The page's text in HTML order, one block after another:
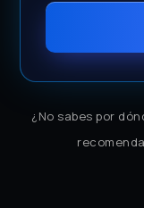
¿No sabes por